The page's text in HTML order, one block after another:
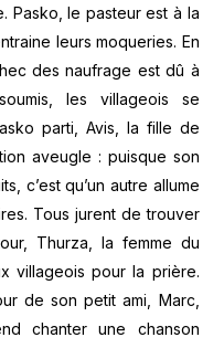
Pasko, le pasteur est à la
leurs moqueries. En
des naufrage est dû à
les villageois se
parti, Avis, la fille de
aveugle : puisque son
c’est qu’un autre allume
Tous jurent de trouver
Thurza, la femme du
villageois pour la prière.
de son petit ami, Marc,
chanter une chanson